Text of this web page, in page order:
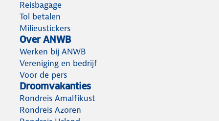
Reisbagage
Tol betalen
Milieustickers
Over ANWB
Werken bij ANWB
Vereniging en bedrijf
Voor de pers
Droomvakanties
Rondreis Amalfikust
Rondreis Azoren